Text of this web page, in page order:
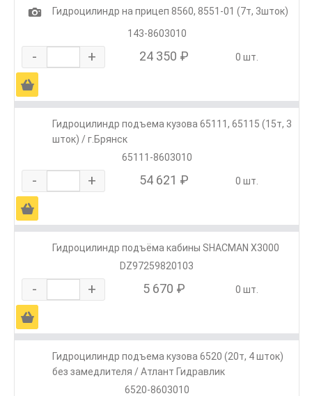
1
Гидроцилиндр на прицеп 8560, 8551-01 (7т, 3шток)
143-8603010
- + 24 350 ₽ 0 шт.
Ä
Гидроцилиндр подъема кузова 65111, 65115 (15т, 3
шток) / г.Брянск
65111-8603010
- + 54 621 ₽ 0 шт.
Ä
Гидроцилиндр подъёма кабины SHACMAN X3000
DZ97259820103
- + 5 670 ₽ 0 шт.
Ä
Гидроцилиндр подъема кузова 6520 (20т, 4 шток)
без замедлителя / Атлант Гидравлик
6520-8603010